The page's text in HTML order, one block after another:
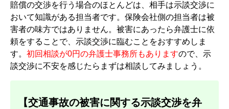
賠償の交渉を行う場合のほとんどは、相手は示談交渉に
おいて知識がある担当者です。保険会社側の担当者は被
害者の味方ではありません。被害にあったら弁護士に依
頼をすることで、示談交渉に臨むことをおすすめしま
す。 初回相談が0円の弁護士事務所もありますので、示
談交渉に不安を感じたらまずは相談してみましょう。
【交通事故の被害に関する示談交渉を弁